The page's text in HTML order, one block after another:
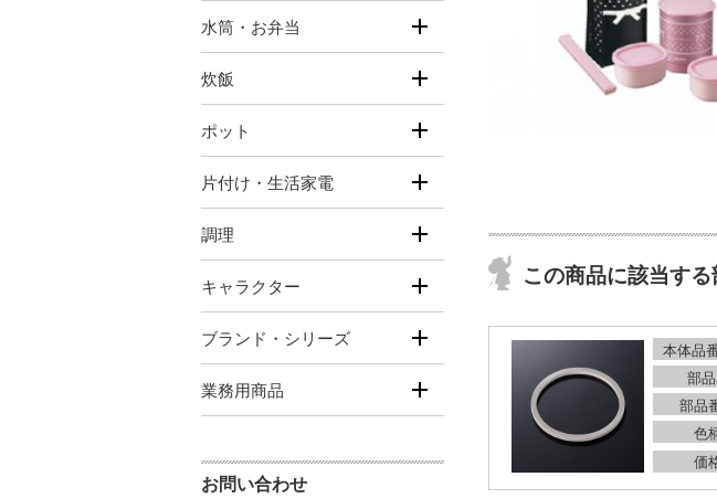
この商品に該当す
本体品
部
部品
色
価
水筒・お弁当
炊飯
ポット
片付け・生活家電
調理
キャラクター
ブランド・シリーズ
業務用商品
お問い合わせ